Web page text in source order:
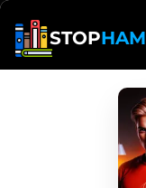
STOPHAM